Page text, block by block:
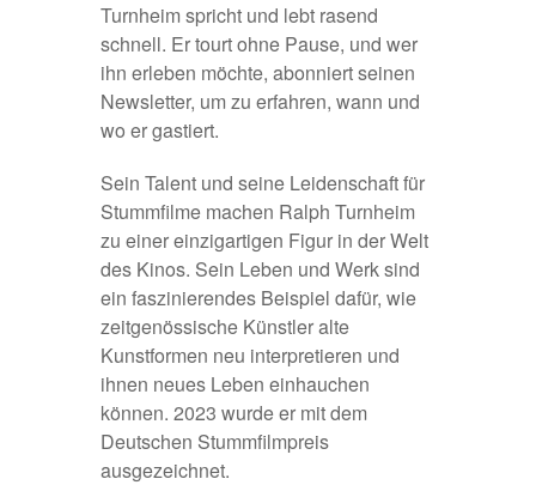
Turnheim spricht und lebt rasend
schnell. Er tourt ohne Pause, und wer
ihn erleben möchte, abonniert seinen
Newsletter, um zu erfahren, wann und
wo er gastiert.
Sein Talent und seine Leidenschaft für
Stummfilme machen Ralph Turnheim
zu einer einzigartigen Figur in der Welt
des Kinos. Sein Leben und Werk sind
ein faszinierendes Beispiel dafür, wie
zeitgenössische Künstler alte
Kunstformen neu interpretieren und
ihnen neues Leben einhauchen
können. 2023 wurde er mit dem
Deutschen Stummfilmpreis
ausgezeichnet.